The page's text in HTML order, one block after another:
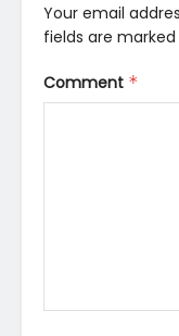
Your email
fields are marked
Comment *